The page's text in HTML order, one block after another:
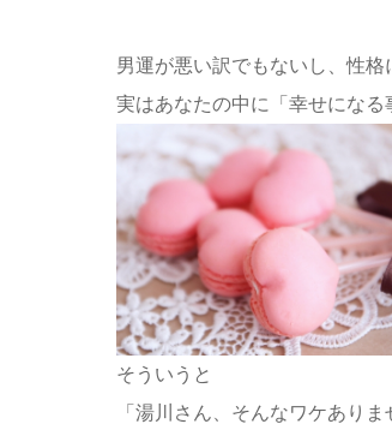
男運が悪い訳でもないし、性格
実はあなたの中に「幸せになる
そういうと
「湯川さん、そんなワケあり